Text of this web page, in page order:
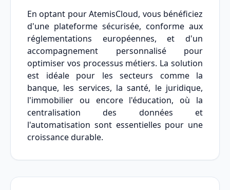
En optant pour AtemisCloud, vous bénéficiez
d'une plateforme sécurisée, conforme aux
réglementations européennes, et d'un
accompagnement personnalisé pour
optimiser vos processus métiers. La solution
est idéale pour les secteurs comme la
banque, les services, la santé, le juridique,
l'immobilier ou encore l'éducation, où la
centralisation des données et
l'automatisation sont essentielles pour une
croissance durable.